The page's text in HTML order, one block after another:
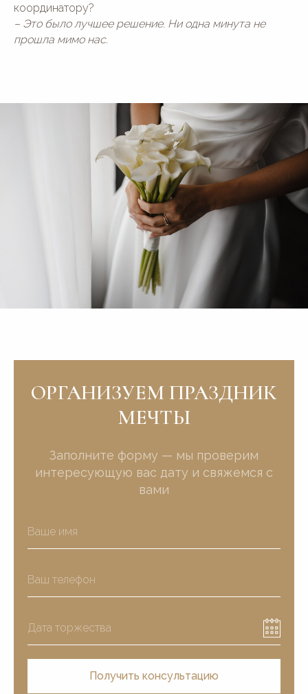
координатору?
– Это было лучшее решение. Ни одна минута не
прошла мимо нас.
ОРГАНИЗУЕМ ПРАЗДНИК
МЕЧТЫ
Заполните форму — мы проверим
интересующую вас дату и свяжемся с
вами
Получить консультацию